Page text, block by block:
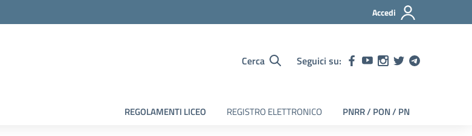
Accedi
Cerca Seguici su:
REGOLAMENTI LICEO REGISTRO ELETTRONICO PNRR / PON / PN